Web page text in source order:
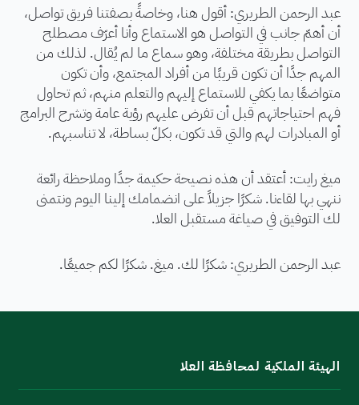
عبد الرحمن الطريري: أقول هنا، وخاصةً بصفتنا فريق تواصل،
أن أهمّ جانب في التواصل هو الاستماع وأنا أعرّف مصطلح
التواصل بطريقة مختلفة، وهو سماع ما لم يُقال. لذلك من
المهم جدًا أن تكون قريبًا من أفراد المجتمع، وأن تكون
متواضعًا بما يكفي للاستماع إليهم والتعلم منهم، ثم تحاول
فهم احتياجاتهم قبل أن تفرض عليهم رؤية عامة وتشرح البرامج
أو المبادرات لهم والتي قد تكون، بكلّ بساطة، لا تناسبهم.
ميغ رايت: أعتقد أن هذه نصيحة حكيمة جدًا وملاحظة رائعة
ننهي بها لقاءنا. شكرًا جزيلاً على انضمامك إلينا اليوم ونتمنى
لك التوفيق في صياغة مستقبل العلا.
عبد الرحمن الطريري: شكرًا لك. ميغ. شكرًا لكم جميعًا.
الهيئة الملكية لمحافظة العلا